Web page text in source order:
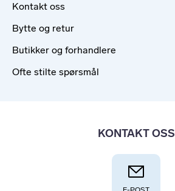
Kontakt oss
Bytte og retur
Butikker og forhandlere
Ofte stilte spørsmål
KONTAKT OSS